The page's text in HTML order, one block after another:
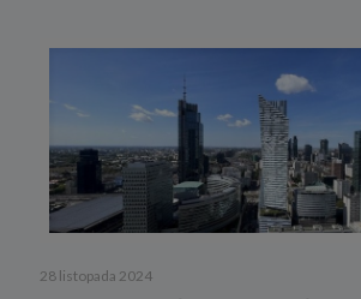
28 listopada 2024